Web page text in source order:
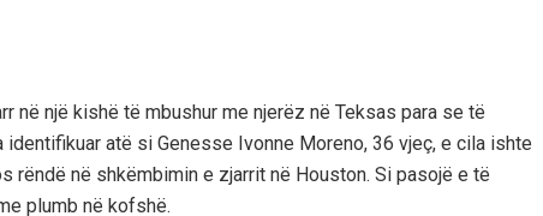
në një kishë të mbushur me njerëz në Teksas para se të
atë si Genesse Ivonne Moreno, 36 vjeç, e cila ishte
rëndë në shkëmbimin e zjarrit në Houston. Si pasojë e të
plumb në kofshë.